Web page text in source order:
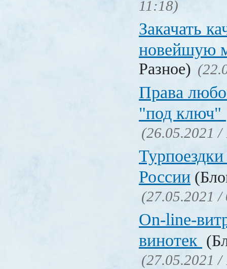
11:18)
Закачать
новейшую
Разное)
Права
"под ключ"
(26.05.2021 /
России
(27.05.2021 /
On-line-
винотек
(27.05.2021 /